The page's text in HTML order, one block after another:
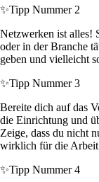
✨Tipp Nummer 2
Netzwerken ist alles!
oder in der Branche
geben und vielleicht
✨Tipp Nummer 3
Bereite dich auf das
die Einrichtung und
Zeige, dass du nicht
wirklich für die Arbeit
✨Tipp Nummer 4